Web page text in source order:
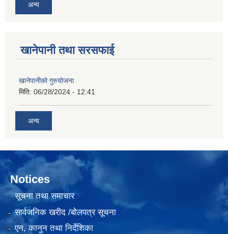
अन्य
खानेपानी तथा सरसफाई
खानेपानीको गुरुयोजना
मिति: 06/28/2024 - 12:41
अन्य
Notices
सूचना तथा समाचार
सार्वजनिक खरीद /बोलपत्र सूचना
एन, कानुन तथा निर्देशिका